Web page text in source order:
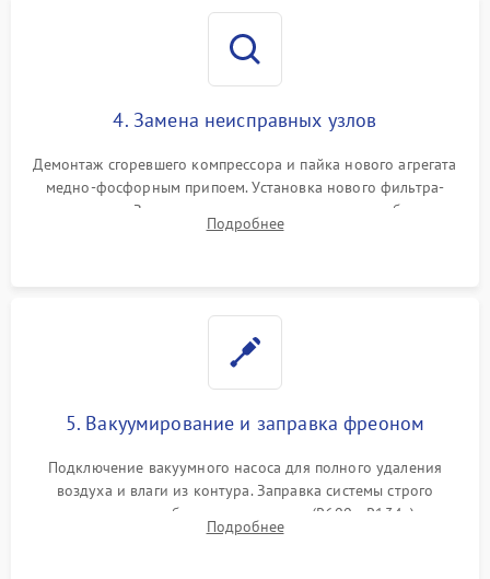
4. Замена неисправных узлов
Демонтаж сгоревшего компрессора и пайка нового агрегата
медно-фосфорным припоем. Установка нового фильтра-
осушителя. Замена изношенных вентиляторов обдува,
сломанных заслонок или поврежденных дверных петель.
Подробнее
5. Вакуумирование и заправка фреоном
Подключение вакуумного насоса для полного удаления
воздуха и влаги из контура. Заправка системы строго
дозированным объемом хладагента (R600a, R134a) по
электронным весам. Контроль рабочего давления в системе.
Подробнее